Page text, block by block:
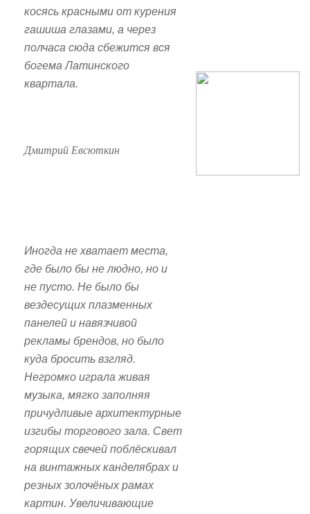
косясь красными от курения
гашиша глазами, а через
полчаса сюда сбежится вся
богема Латинского
квартала.
Дмитрий Евсюткин
Иногда не хватает места,
где было бы не людно, но и
не пусто. Не было бы
вездесущих плазменных
панелей и навязчивой
рекламы брендов, но было
куда бросить взгляд.
Негромко играла живая
музыка, мягко заполняя
причудливые архитектурные
изгибы торгового зала. Свет
горящих свечей поблёскивал
на винтажных канделябрах и
резных золочёных рамах
картин. Увеличивающие